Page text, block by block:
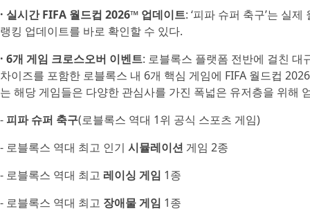
· 실시간 FIFA 월드컵 2026™ 업데이트: ‘피파 슈퍼 축구’는 실
랭킹 업데이트를 바로 확인할 수 있다.
· 6개 게임 크로스오버 이벤트: 로블록스 플랫폼 전반에 걸친
차이즈를 포함한 로블록스 내 6개 핵심 게임에 FIFA 월드컵
는 해당 게임들은 다양한 관심사를 가진 폭넓은 유저층을 위해
- 피파 슈퍼 축구(로블록스 역대 1위 공식 스포츠 게임)
- 로블록스 역대 최고 인기 시뮬레이션 게임 2종
- 로블록스 역대 최고 레이싱 게임 1종
- 로블록스 역대 최고 장애물 게임 1종